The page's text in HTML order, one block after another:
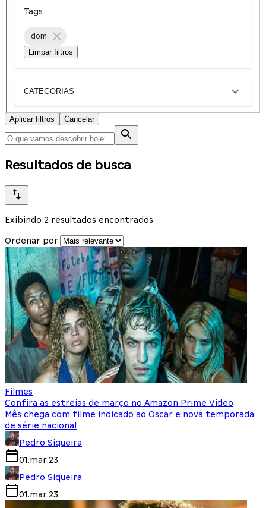
Tags
dom
Limpar filtros
CATEGORIAS
Aplicar filtros Cancelar
Resultados de busca
Exibindo 2 resultados encontrados.
Ordenar por:
Filmes
Confira as estreias de março no Amazon Prime Video
Mês chega com filme indicado ao Oscar e nova temporada
de série nacional
Pedro Siqueira
01.mar.23
Pedro Siqueira
01.mar.23